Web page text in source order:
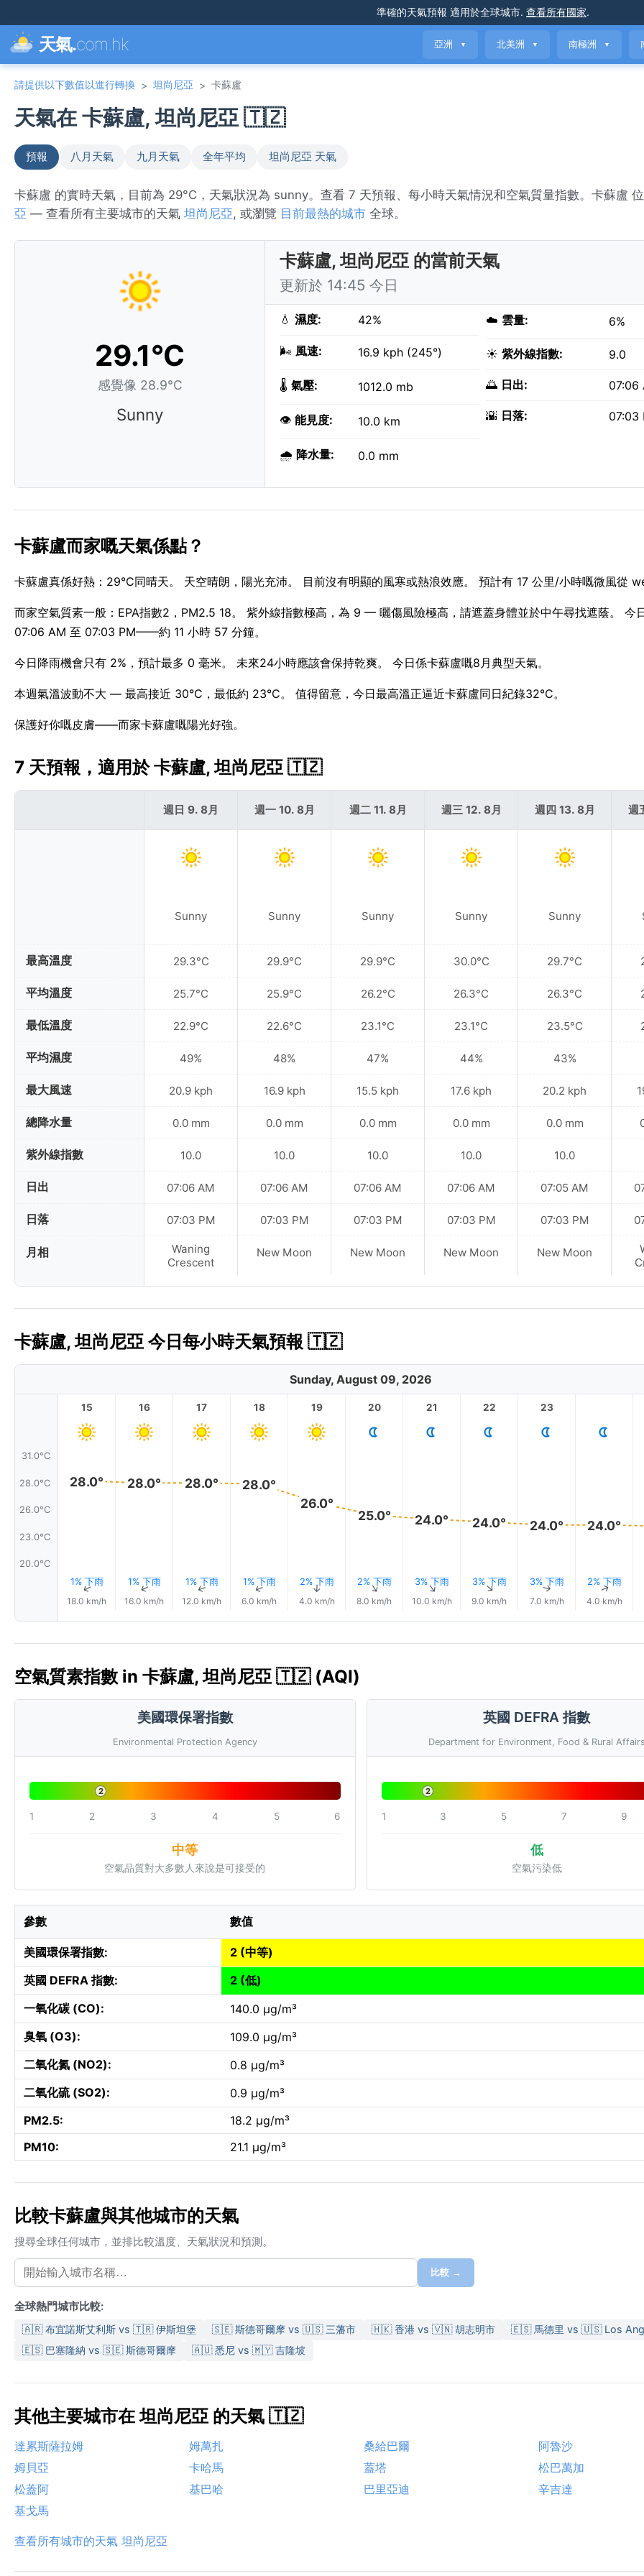
準確的天氣預報 適用於全球城市. 查看所有國家.
天氣.com.hk 亞洲 ▼ 北美洲 ▼ 南極洲 ▼
請提供以下數值以進行轉換 > 坦尚尼亞 > 卡蘇盧
天氣在 卡蘇盧, 坦尚尼亞 🇹🇿
預報 八月天氣 九月天氣 全年平均 坦尚尼亞 天氣
卡蘇盧 的實時天氣，目前為 29°C，天氣狀況為 sunny。查看 7 天預報、每小時天氣情況和空氣質量指數。卡蘇盧
亞 — 查看所有主要城市的天氣 坦尚尼亞, 或瀏覽 目前最熱的城市 全球。
29.1°C
感覺像 28.9°C
Sunny
卡蘇盧, 坦尚尼亞 的當前天氣
更新於 14:45 今日
💧 濕度: 42%
🌬️ 風速: 16.9 kph (245°)
🌡️ 氣壓: 1012.0 mb
👁️ 能見度: 10.0 km
🌧️ 降水量: 0.0 mm
☁️ 雲量: 6%
☀️ 紫外線指數: 9.0
🌅 日出: 07:06
🌇 日落: 07:03
卡蘇盧而家嘅天氣係點？
卡蘇盧真係好熱：29°C同晴天。 天空晴朗，陽光充沛。 目前沒有明顯的風寒或熱浪效應。 預計有 17 公里/小時嘅微風從
而家空氣質素一般：EPA指數2，PM2.5 18。 紫外線指數極高，為 9 — 曬傷風險極高，請遮蓋身體並於中午尋找遮蔭。 今
07:06 AM 至 07:03 PM——約 11 小時 57 分鐘。
今日降雨機會只有 2%，預計最多 0 毫米。 未來24小時應該會保持乾爽。 今日係卡蘇盧嘅8月典型天氣。
本週氣溫波動不大 — 最高接近 30°C，最低約 23°C。 值得留意，今日最高溫正逼近卡蘇盧同日紀錄32°C。
保護好你嘅皮膚——而家卡蘇盧嘅陽光好強。
7 天預報，適用於 卡蘇盧, 坦尚尼亞 🇹🇿
最高溫度
平均溫度
最低溫度
平均濕度
最大風速
總降水量
紫外線指數
日出
日落
月相
週日 9. 8月
Sunny
29.3°C
25.7°C
22.9°C
49%
20.9 kph
0.0 mm
10.0
07:06 AM
07:03 PM
Waning
Crescent
週一 10. 8月
Sunny
29.9°C
25.9°C
22.6°C
48%
16.9 kph
0.0 mm
10.0
07:06 AM
07:03 PM
New Moon
週二 11. 8月
Sunny
29.9°C
26.2°C
23.1°C
47%
15.5 kph
0.0 mm
10.0
07:06 AM
07:03 PM
New Moon
週三 12. 8月
Sunny
30.0°C
26.3°C
23.1°C
44%
17.6 kph
0.0 mm
10.0
07:06 AM
07:03 PM
New Moon
週四 13. 8月
Sunny
29.7°C
26.3°C
23.5°C
43%
20.2 kph
0.0 mm
10.0
07:05 AM
07:03 PM
New Moon
週
卡蘇盧, 坦尚尼亞 今日每小時天氣預報 🇹🇿
Sunday, August 09, 2026
31.0°C
28.0°C
26.0°C
23.0°C
20.0°C
15
28.0°
1% 下雨
↑
18.0 km/h
16
28.0°
1% 下雨
↑
16.0 km/h
17
28.0°
1% 下雨
↑
12.0 km/h
18
28.0°
1% 下雨
↑
6.0 km/h
19
26.0°
2% 下雨
↑
4.0 km/h
20
25.0°
2% 下雨
↑
8.0 km/h
21
24.0°
3% 下雨
↑
10.0 km/h
22
24.0°
3% 下雨
↑
9.0 km/h
23
24.0°
3% 下雨
↑
7.0 km/h
24.0°
2% 下雨
↑
4.0 km/h
空氣質素指數 in 卡蘇盧, 坦尚尼亞 🇹🇿 (AQI)
美國環保署指數
Environmental Protection Agency
2
1 2 3 4 5 6
中等
空氣品質對大多數人來說是可接受的
英國 DEFRA 指數
Department for Environment, Food & Rural
2
1 3 5 7 9
低
空氣污染低
參數 數值
美國環保署指數:
2 (中等)
英國 DEFRA 指數:
2 (低)
一氧化碳 (CO):
140.0 µg/m³
臭氧 (O3):
109.0 µg/m³
二氧化氮 (NO2):
0.8 µg/m³
二氧化硫 (SO2):
0.9 µg/m³
PM2.5:
18.2 µg/m³
PM10:
21.1 µg/m³
比較卡蘇盧與其他城市的天氣
搜尋全球任何城市，並排比較溫度、天氣狀況和預測。
比較 →
全球熱門城市比較:
🇦🇷 布宜諾斯艾利斯 vs 🇹🇷 伊斯坦堡 🇸🇪 斯德哥爾摩 vs 🇺🇸 三藩市 🇭🇰 香港 vs 🇻🇳 胡志明市
🇪🇸 馬德里 vs 🇺🇸 Los
🇪🇸 巴塞隆納 vs 🇸🇪 斯德哥爾摩
🇦🇺 悉尼 vs 🇲🇾 吉隆坡
其他主要城市在 坦尚尼亞 的天氣 🇹🇿
達累斯薩拉姆 姆萬扎 桑給巴爾
阿魯沙
姆貝亞
卡哈馬 蓋塔
松巴萬加
松蓋阿
基巴哈 巴里亞迪
辛吉達
基戈馬
查看所有城市的天氣 坦尚尼亞